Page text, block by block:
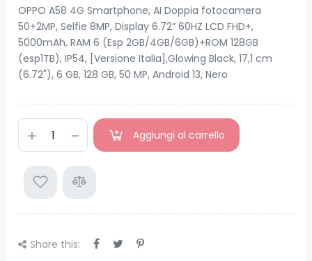
OPPO A58 4G Smartphone, AI Doppia fotocamera
50+2MP, Selfie 8MP, Display 6.72” 60HZ LCD FHD+,
5000mAh, RAM 6 (Esp 2GB/4GB/6GB)+ROM 128GB
(esp1TB), IP54, [Versione Italia],Glowing Black, 17,1 cm
(6.72"), 6 GB, 128 GB, 50 MP, Android 13, Nero
Aggiungi al carrello
Share this: